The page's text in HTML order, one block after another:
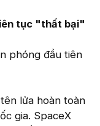
tục "thất bại"
phóng đầu tiên
lửa hoàn toàn
gia. SpaceX